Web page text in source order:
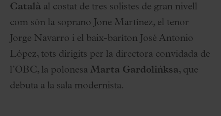
Català al costat de tres solistes de gran nivell
com són la soprano Jone Martínez, el tenor
Jorge Navarro i el baix-baríton José Antonio
López, tots dirigits per la directora convidada de
l’OBC, la polonesa Marta Gardolińksa, que
debuta a la sala modernista.